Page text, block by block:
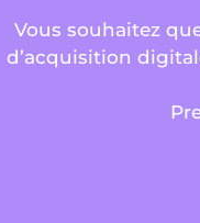
Vous souhaitez
d’acquisition